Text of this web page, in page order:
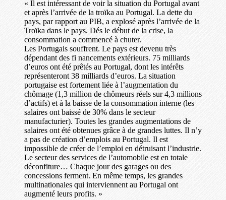
« Il est intéressant de voir la situation du Portugal avant
et après l’arrivée de la troïka au Portugal. La dette du
pays, par rapport au PIB, a explosé après l’arrivée de la
Troïka dans le pays. Dés le début de la crise, la
consommation a commencé à chuter.
Les Portugais souffrent. Le pays est devenu très
dépendant des fi nancements extérieurs. 75 milliards
d’euros ont été prêtés au Portugal, dont les intérêts
représenteront 38 milliards d’euros. La situation
portugaise est fortement liée à l’augmentation du
chômage (1,3 million de chômeurs réels sur 4,3 millions
d’actifs) et à la baisse de la consommation interne (les
salaires ont baissé de 30% dans le secteur
manufacturier). Toutes les grandes augmentations de
salaires ont été obtenues grâce à de grandes luttes. Il n’y
a pas de création d’emplois au Portugal. Il est
impossible de créer de l’emploi en détruisant l’industrie.
Le secteur des services de l’automobile est en totale
déconfiture… Chaque jour des garages ou des
concessions ferment. En même temps, les grandes
multinationales qui interviennent au Portugal ont
augmenté leurs profits. »